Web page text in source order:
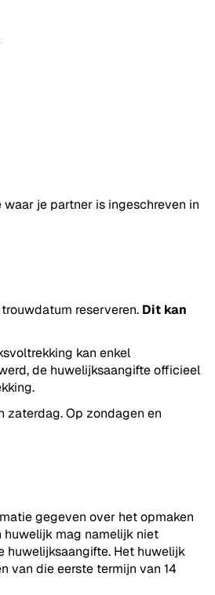
je partner is ingeschreven in
reserveren. Dit kan
kan enkel
de huwelijksaangifte officieel
zaterdag. Op zondagen en
gegeven over het opmaken
huwelijk mag namelijk niet
huwelijksaangifte. Het huwelijk
van die eerste termijn van 14